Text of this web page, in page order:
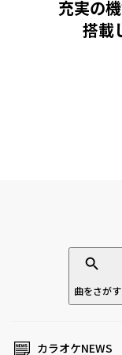
充実の
搭載
曲をさがす
カラオケNEWS